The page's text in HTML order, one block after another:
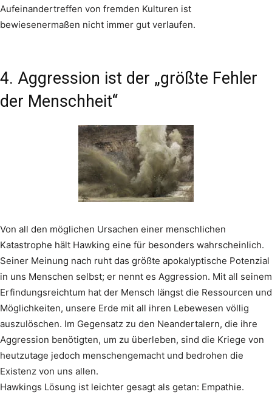
Aufeinandertreffen von fremden Kulturen ist
bewiesenermaßen nicht immer gut verlaufen.
4. Aggression ist der „größte Fehler
der Menschheit“
Von all den möglichen Ursachen einer menschlichen
Katastrophe hält Hawking eine für besonders wahrscheinlich.
Seiner Meinung nach ruht das größte apokalyptische Potenzial
in uns Menschen selbst; er nennt es Aggression. Mit all seinem
Erfindungsreichtum hat der Mensch längst die Ressourcen und
Möglichkeiten, unsere Erde mit all ihren Lebewesen völlig
auszulöschen. Im Gegensatz zu den Neandertalern, die ihre
Aggression benötigten, um zu überleben, sind die Kriege von
heutzutage jedoch menschengemacht und bedrohen die
Existenz von uns allen.
Hawkings Lösung ist leichter gesagt als getan: Empathie.